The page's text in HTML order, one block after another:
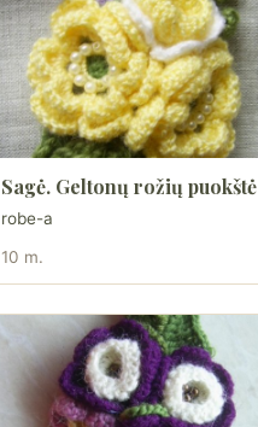
Sagė. Geltonų rožių puokštė
robe-a
10 m.